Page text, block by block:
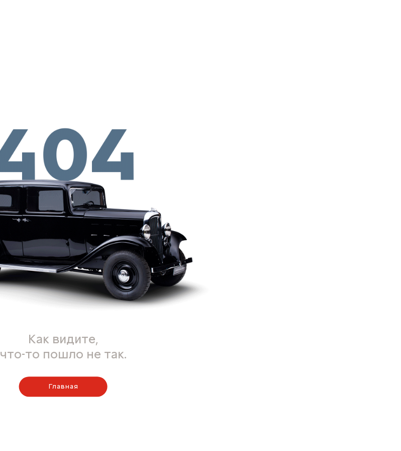
Как видите,
что-то пошло не так.
Главная